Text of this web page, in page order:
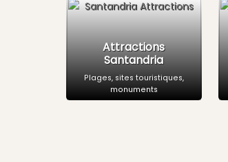
Attractions
Santandria
Plages, sites touristiques,
monuments